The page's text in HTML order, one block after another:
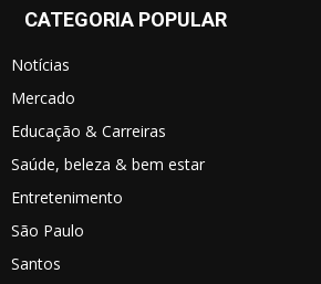
CATEGORIA POPULAR
Notícias
Mercado
Educação & Carreiras
Saúde, beleza & bem estar
Entretenimento
São Paulo
Santos